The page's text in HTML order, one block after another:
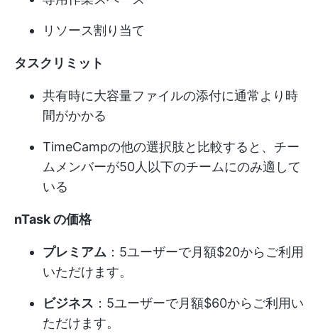
リソース割り当て
タスクリミット
共有時に大容量ファイルの添付に通常より時
間がかかる
TimeCampの他の選択肢と比較すると、チー
ムメンバーが50人以下のチームにのみ適して
いる
nTask の価格
プレミアム ：5ユーザーで月額$20からご利用
いただけます。
ビジネス ：5ユーザーで月額$60からご利用い
ただけます。